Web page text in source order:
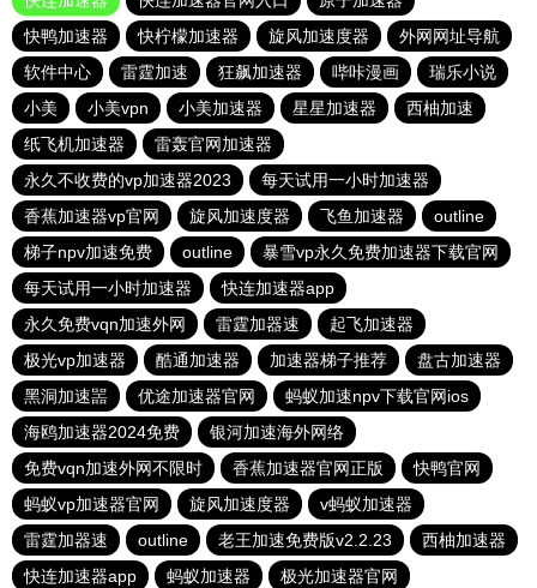
快鸭加速器
快柠檬加速器 旋风加速度器
外网网址导航
软件中心
雷霆加速 狂飙加速器 哔咔漫画
瑞乐小说
小美
小美vpn 小美加速器 星星加速器
西柚加速
纸飞机加速器
雷轰官网加速器
永久不收费的vp加速器2023
每天试用一小时加速器
香蕉加速器vp官网
旋风加速度器 飞鱼加速器
outline
梯子npv加速免费
outline
暴雪vp永久免费加速器下载官网
每天试用一小时加速器
快连加速器app
永久免费vqn加速外网
雷霆加器速
起飞加速器
极光vp加速器
酷通加速器 加速器梯子推荐
盘古加速器
黑洞加速噐
优途加速器官网
蚂蚁加速npv下载官网ios
海鸥加速器2024免费
银河加速海外网络
免费vqn加速外网不限时
香蕉加速器官网正版
快鸭官网
蚂蚁vp加速器官网
旋风加速度器
v蚂蚁加速器
雷霆加器速
outline 老王加速免费版v2.2.23
西柚加速器
快连加速器app
蚂蚁加速器 极光加速器官网